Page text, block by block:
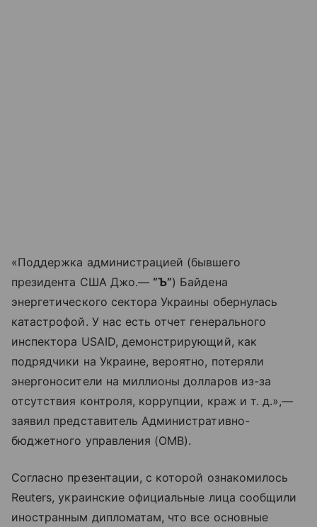
«Поддержка администрацией (бывшего
президента США Джо.— “Ъ”) Байдена
энергетического сектора Украины обернулась
катастрофой. У нас есть отчет генерального
инспектора USAID, демонстрирующий, как
подрядчики на Украине, вероятно, потеряли
энергоносители на миллионы долларов из-за
отсутствия контроля, коррупции, краж и т. д.»,—
заявил представитель Административно-
бюджетного управления (OMB).
Согласно презентации, с которой ознакомилось
Reuters, украинские официальные лица сообщили
иностранным дипломатам, что все основные